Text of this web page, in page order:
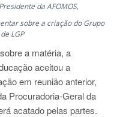
da AFOMOS,
sobre a criação do Grupo
LGP
a matéria, a
aceitou a
em reunião anterior,
Procuradoria-Geral da
acatado pelas partes.